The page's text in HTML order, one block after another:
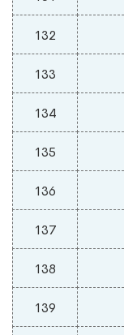
132
133
134
135
136
137
138
139